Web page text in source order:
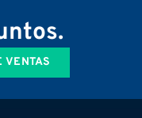
VENTAS